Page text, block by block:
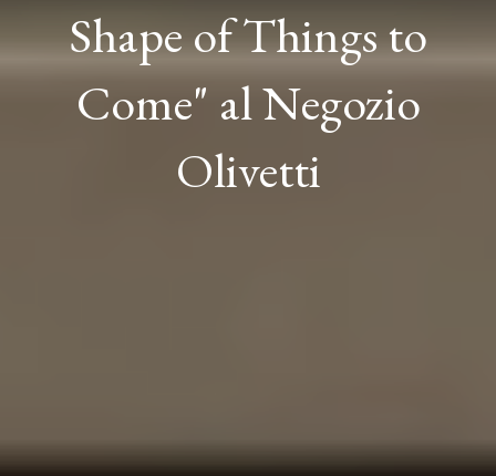
Shape of Things to
Come" al Negozio
Olivetti